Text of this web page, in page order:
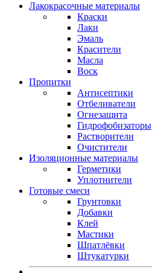
Лакокрасочные материалы
Краски
Лаки
Эмаль
Красители
Масла
Воск
Пропитки
Антисептики
Отбеливатели
Огнезащита
Гидрофобизаторы
Растворители
Очистители
Изоляционные материалы
Герметики
Уплотнители
Готовые смеси
Грунтовки
Добавки
Клей
Мастики
Шпатлёвки
Штукатурки